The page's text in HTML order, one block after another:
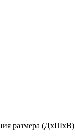
размера (ДхШхВ)